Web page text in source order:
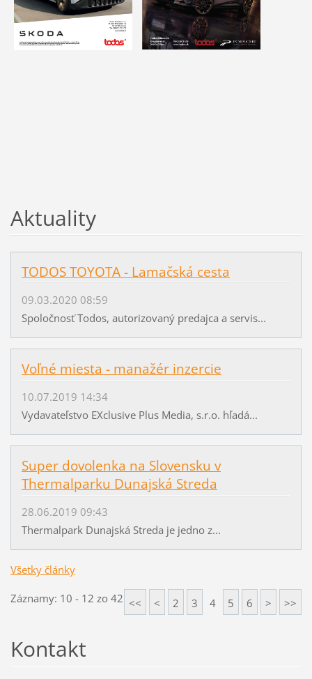
Aktuality
TODOS TOYOTA - Lamačská cesta
09.03.2020 08:59
Spoločnosť Todos, autorizovaný predajca a servis...
Voľné miesta - manažér inzercie
10.07.2019 14:34
Vydavateľstvo EXclusive Plus Media, s.r.o. hľadá...
Super dovolenka na Slovensku v
Thermalparku Dunajská Streda
28.06.2019 09:43
Thermalpark Dunajská Streda je jedno z...
Všetky články
Záznamy: 10 - 12 zo 42 << < 2 3 4 5 6 > >>
Kontakt